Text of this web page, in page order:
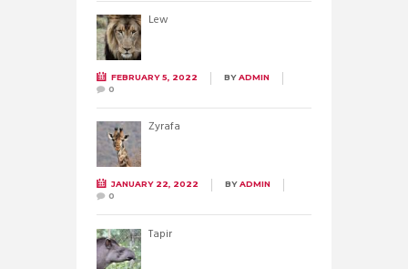
Lew
FEBRUARY 5, 2022 BYADMIN
0
Żyrafa
JANUARY 22, 2022 BYADMIN
0
Tapir